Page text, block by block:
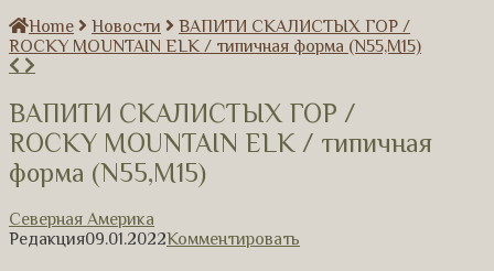
Home
Новости
ВАПИТИ СКАЛИСТЫХ ГОР /
ROCKY MOUNTAIN ELK / типичная форма (N55,M15)
ВАПИТИ СКАЛИСТЫХ ГОР /
ROCKY MOUNTAIN ELK / типичная
форма (N55,M15)
Северная Америка
Редакция09.01.2022Комментировать